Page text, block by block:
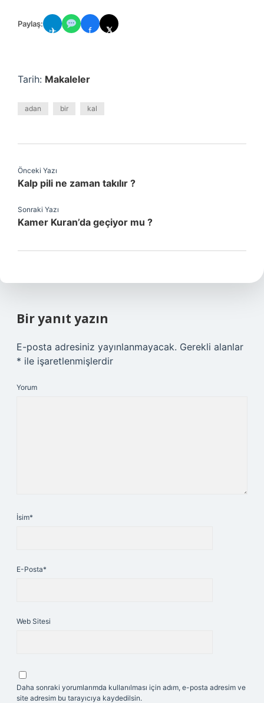
Paylaş:
✈ f 𝕏
Tarih: Makaleler
adan bir kal
Önceki Yazı
Kalp pili ne zaman takılır ?
Sonraki Yazı
Kamer Kuran’da geçiyor mu ?
Bir yanıt yazın
E-posta adresiniz yayınlanmayacak. Gerekli alanlar
* ile işaretlenmişlerdir
Yorum
İsim*
E-Posta*
Web Sitesi
Daha sonraki yorumlarımda kullanılması için adım, e-posta adresim ve
site adresim bu tarayıcıya kaydedilsin.